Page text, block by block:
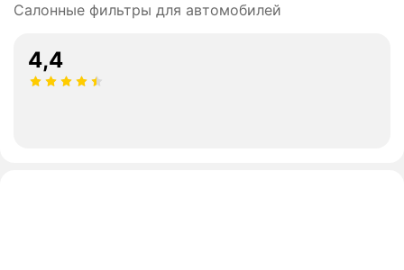
Салонные фильтры для автомобилей
4,4